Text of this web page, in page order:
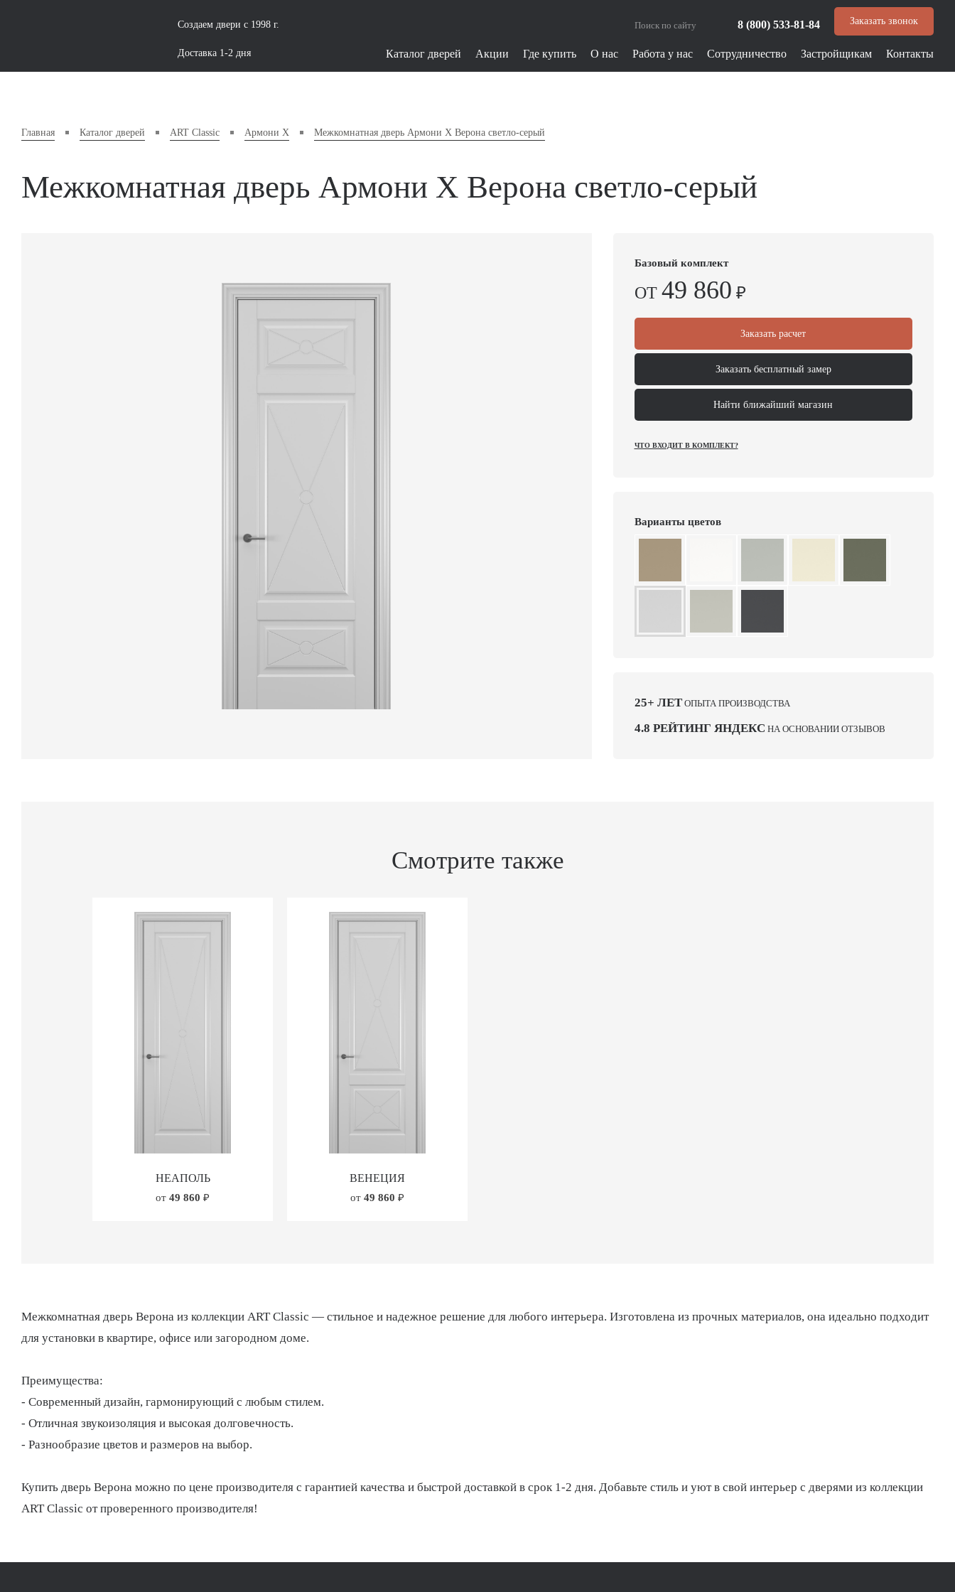
Создаем двери с 1998 г.
Доставка 1-2 дня
8 (800) 533-81-84 Заказать звонок
Каталог дверей Акции Где купить О нас Работа у нас Сотрудничество Застройщикам Контакты
Главная Каталог дверей ART Classic Армони X Межкомнатная дверь Армони X Верона светло-серый
Межкомнатная дверь Армони X Верона светло-серый
Базовый комплект
ОТ 49 860 ₽
Заказать расчет
Заказать бесплатный замер
Найти ближайший магазин
ЧТО ВХОДИТ В КОМПЛЕКТ?
Варианты цветов
25+ ЛЕТОПЫТА ПРОИЗВОДСТВА
4.8 РЕЙТИНГ ЯНДЕКС НА ОСНОВАНИИ ОТЗЫВОВ
Смотрите также
НЕАПОЛЬ
от 49 860 ₽
ВЕНЕЦИЯ
от 49 860 ₽
Межкомнатная дверь Верона из коллекции ART Classic — стильное и надежное решение для любого интерьера. Изготовлена из прочных материалов, она идеально подходит
для установки в квартире, офисе или загородном доме.
Преимущества:
- Современный дизайн, гармонирующий с любым стилем.
- Отличная звукоизоляция и высокая долговечность.
- Разнообразие цветов и размеров на выбор.
Купить дверь Верона можно по цене производителя с гарантией качества и быстрой доставкой в срок 1-2 дня. Добавьте стиль и уют в свой интерьер с дверями из коллекции
ART Classic от проверенного производителя!